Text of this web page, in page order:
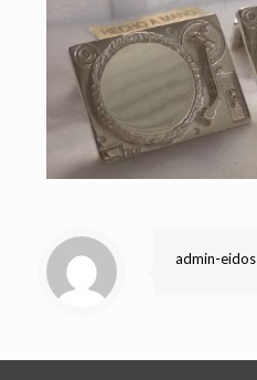
admin-eidos